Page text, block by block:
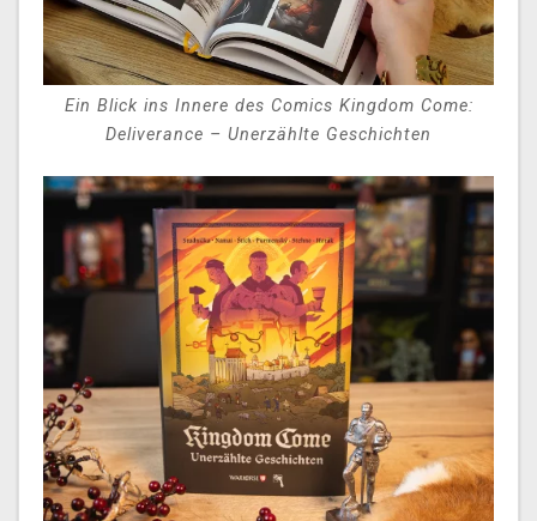
Ein Blick ins Innere des Comics Kingdom Come:
Deliverance – Unerzählte Geschichten